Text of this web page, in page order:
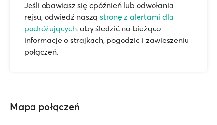
Jeśli obawiasz się opóźnień lub odwołania
rejsu, odwiedź naszą stronę z alertami dla
podróżujących, aby śledzić na bieżąco
informacje o strajkach, pogodzie i zawieszeniu
połączeń.
Mapa połączeń